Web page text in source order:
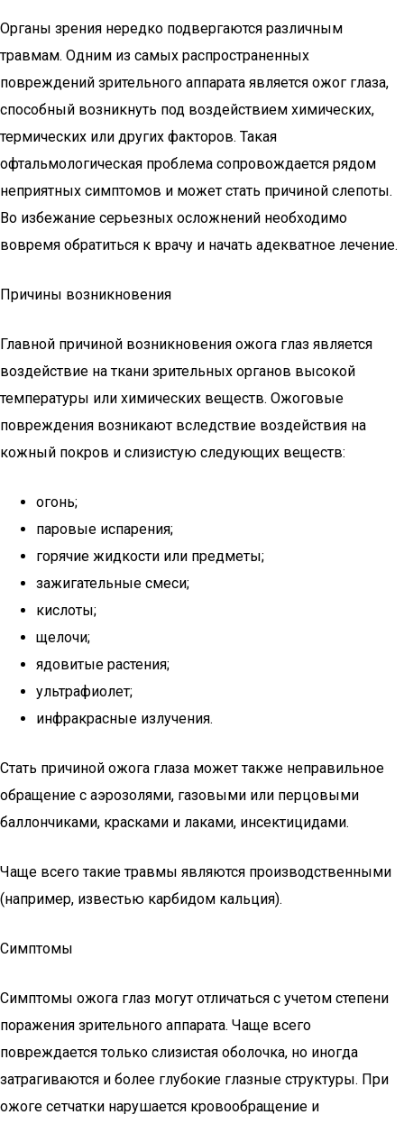
Органы зрения нередко подвергаются различным
травмам. Одним из самых распространенных
повреждений зрительного аппарата является ожог глаза,
способный возникнуть под воздействием химических,
термических или других факторов. Такая
офтальмологическая проблема сопровождается рядом
неприятных симптомов и может стать причиной слепоты.
Во избежание серьезных осложнений необходимо
вовремя обратиться к врачу и начать адекватное лечение.
Причины возникновения
Главной причиной возникновения ожога глаз является
воздействие на ткани зрительных органов высокой
температуры или химических веществ. Ожоговые
повреждения возникают вследствие воздействия на
кожный покров и слизистую следующих веществ:
огонь;
паровые испарения;
горячие жидкости или предметы;
зажигательные смеси;
кислоты;
щелочи;
ядовитые растения;
ультрафиолет;
инфракрасные излучения.
Стать причиной ожога глаза может также неправильное
обращение с аэрозолями, газовыми или перцовыми
баллончиками, красками и лаками, инсектицидами.
Чаще всего такие травмы являются производственными
(например, известью карбидом кальция).
Симптомы
Симптомы ожога глаз могут отличаться с учетом степени
поражения зрительного аппарата. Чаще всего
повреждается только слизистая оболочка, но иногда
затрагиваются и более глубокие глазные структуры. При
ожоге сетчатки нарушается кровообращение и